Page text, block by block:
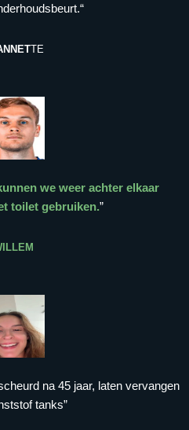
TE
we weer achter elkaar
toilet gebruiken.”
na 45 jaar, laten vervangen
tanks”